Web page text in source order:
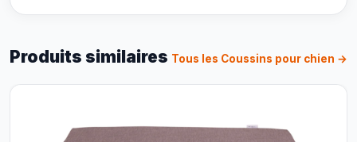
Produits similaires Tous les Coussins pour chien →